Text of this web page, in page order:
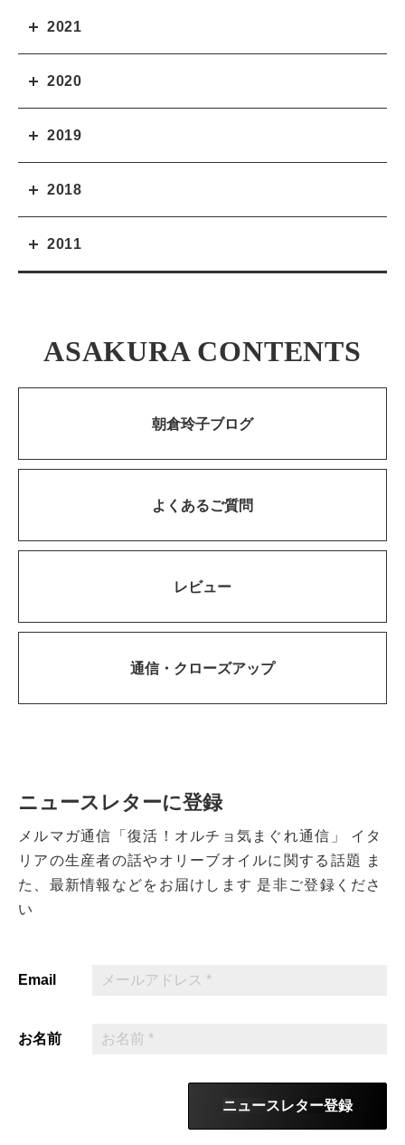
2021
2020
2019
2018
2011
ASAKURA CONTENTS
朝倉玲子ブログ
よくあるご質問
レビュー
通信・ クローズアップ
ニュースレターに登録
メルマガ通信「復活！オルチョ気まぐれ通信」
イタ
リアの生産者の話やオリーブオイルに関する話題
ま
た、最新情報などをお届けします 是非ご登録くださ
い
Email
お名前
ニュースレター登録